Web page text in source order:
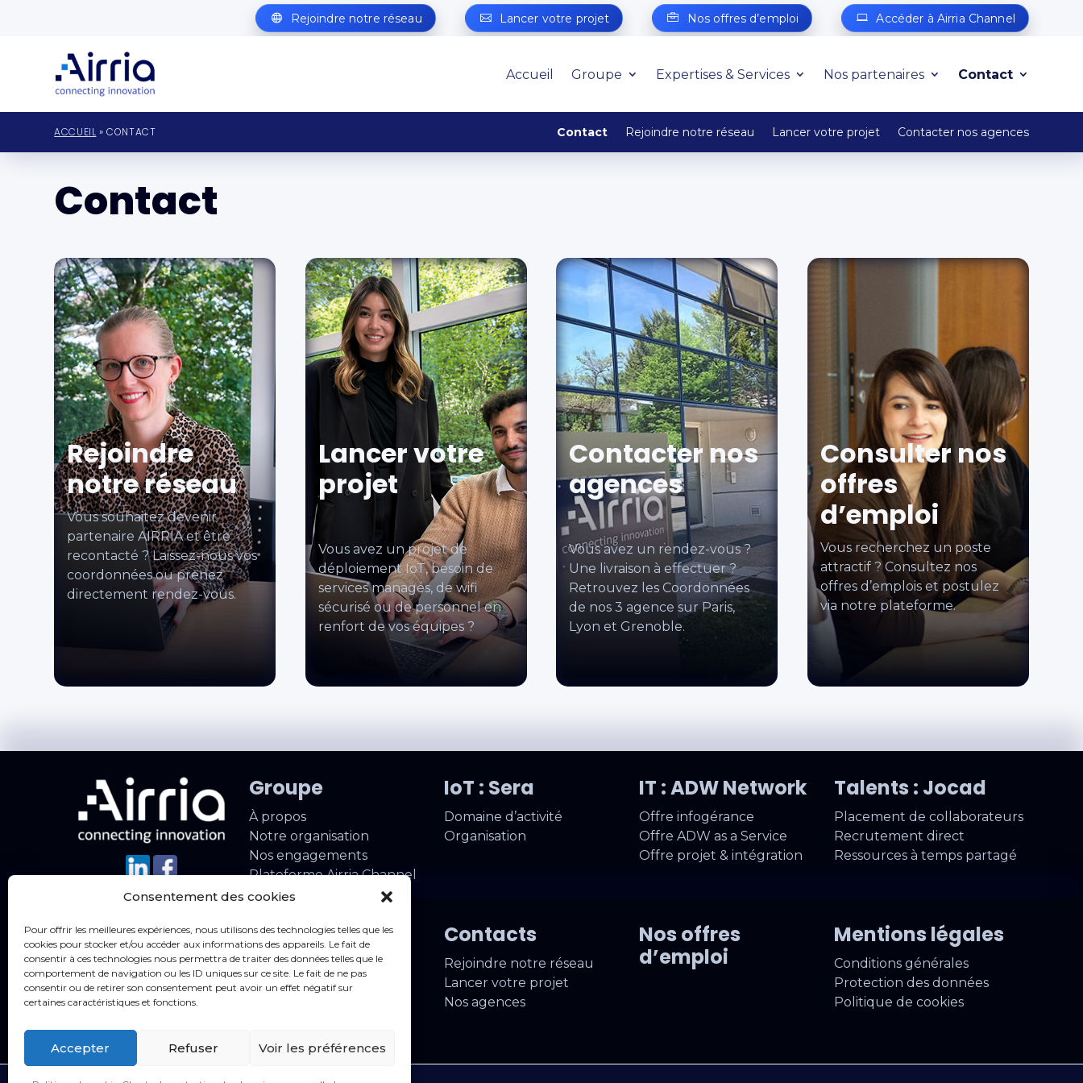
Consentement des cookies
Pour offrir les meilleures expériences, nous utilisons des technologies telles que les
cookies pour stocker et/ou accéder aux informations des appareils. Le fait de
consentir à ces technologies nous permettra de traiter des données telles que le
comportement de navigation ou les ID uniques sur ce site. Le fait de ne pas
consentir ou de retirer son consentement peut avoir un effet négatif sur
certaines caractéristiques et fonctions.
Accepter Refuser Voir les préférences
Rejoindre notre réseau Lancer votre projet Nos offres d’emploi Accéder à Airria Channel
Accueil Groupe Expertises & Services Nos partenaires Contact
ACCUEIL » CONTACT Contact Rejoindre notre réseau Lancer votre projet Contacter nos agences
Contact
Rejoindre
notre réseau
Vous souhaitez devenir
partenaire AIRRIA et être
recontacté ? Laissez-nous vos
coordonnées ou prenez
directement rendez-vous.
Lancer votre
projet
Vous avez un projet de
déploiement IoT, besoin de
services managés, de wifi
sécurisé ou de personnel en
renfort de vos équipes ?
Contacter nos
agences
Vous avez un rendez-vous ?
Une livraison à effectuer ?
Retrouvez les Coordonnées
de nos 3 agence sur Paris,
Lyon et Grenoble.
Consulter nos
offres
d’emploi
Vous recherchez un poste
attractif ? Consultez nos
offres d’emplois et postulez
via notre plateforme.
Groupe
À propos
Notre organisation
Nos engagements
Plateforme Airria Channel
IoT : Sera
Domaine d’activité
Organisation
IT : ADW Network
Offre infogérance
Offre ADW as a Service
Offre projet & intégration
Talents : Jocad
Placement de collaborateurs
Recrutement direct
Ressources à temps partagé
Nos partenaires
Constructeurs éditeurs
Installateurs
Contacts
Rejoindre notre réseau
Lancer votre projet
Nos agences
Nos offres
d’emploi
Mentions légales
Conditions générales
Protection des données
Politique de cookies